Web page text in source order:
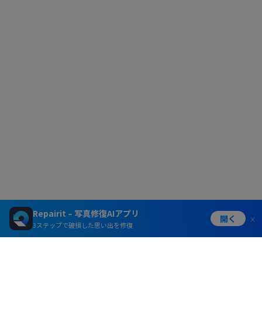
Repairit – 写真修復AIアプリ
3ステップで破損した思い出を修復
開く